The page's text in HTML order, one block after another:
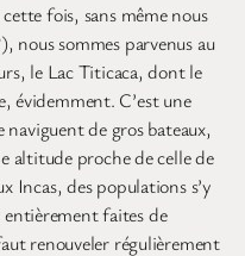
fois, sans même nous
nous sommes parvenus au
le Lac Titicaca, dont le
évidemment. C’est une
de gros bateaux,
altitude proche de celle de
Incas, des populations s’y
entièrement faites de
renouveler régulièrement